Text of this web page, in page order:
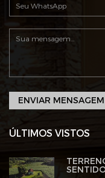
ÚLTIMOS VISTOS
ENVIAR MENSAGEM